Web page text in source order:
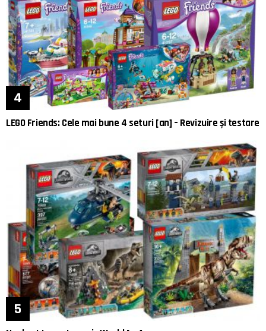
LEGO Friends: Cele mai bune 4 seturi [an] – Revizuire și testare